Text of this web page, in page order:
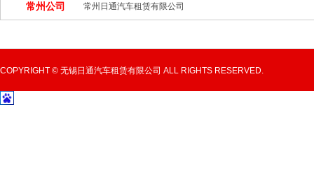
常州公司 常州日通汽车租赁有限公司
COPYRIGHT © 无锡日通汽车租赁有限公司 ALL RIGHTS RESERVED.